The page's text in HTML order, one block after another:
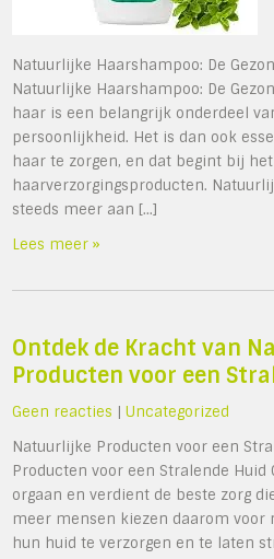
Natuurlijke Haarshampoo: De
Natuurlijke Haarshampoo: De
haar is een belangrijk onderdeel
persoonlijkheid. Het is dan ook
haar te zorgen, en dat begint bij
haarverzorgingsproducten.
steeds meer aan […]
Lees meer »
Ontdek de Kracht van
Producten voor een
Geen reacties |Uncategorized
Natuurlijke Producten voor een
Producten voor een Stralende Huid
orgaan en verdient de beste zorg
meer mensen kiezen daarom
hun huid te verzorgen en te laten